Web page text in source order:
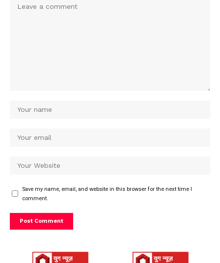
Save my name, email, and website in this browser for the next time I
comment.